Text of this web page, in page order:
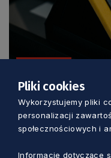
Możesz zdobyć
albo… Pióro
kolejnej edycji
Pliki cookies
Wykorzystujemy pliki
personalizacji
społecznościowych i
Informacje dotyczące